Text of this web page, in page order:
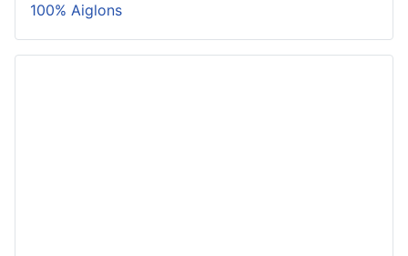
100% Aiglons